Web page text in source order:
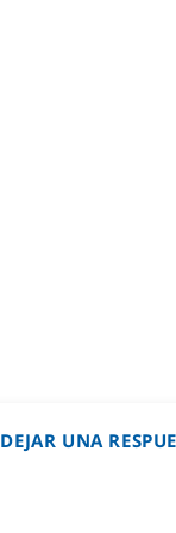
DEJAR UNA
Lo siento, debes